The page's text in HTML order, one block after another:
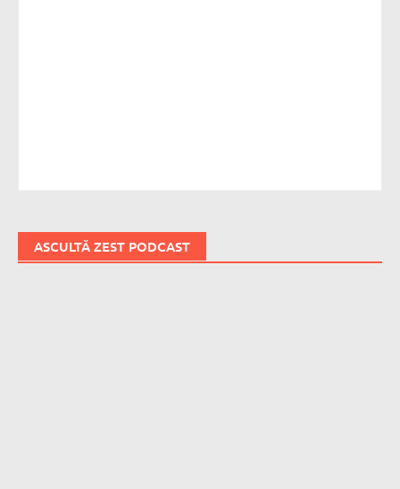
ASCULTĂ ZEST PODCAST